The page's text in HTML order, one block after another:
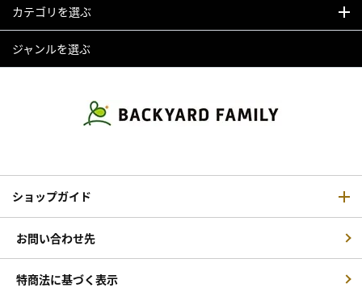
カテゴリを選ぶ
ジャンルを選ぶ
ショップガイド
お問い合わせ先
特商法に基づく表示